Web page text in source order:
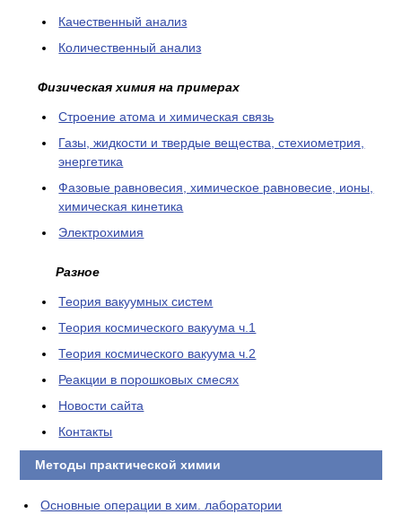
Качественный анализ
Количественный анализ
Физическая химия на примерах
Cтроение атома и химическая связь
Газы, жидкости и твердые вещества, стехиометрия,
энергетика
Фазовые равновесия, химическое равновесие, ионы,
химическая кинетика
Электрохимия
Разное
Теория вакуумных систем
Теория космического вакуума ч.1
Теория космического вакуума ч.2
Реакции в порошковых смесях
Новости сайта
Контакты
Методы практической химии
Основные операции в хим. лаборатории